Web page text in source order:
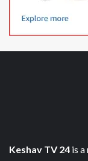
Keshav TV 24 is